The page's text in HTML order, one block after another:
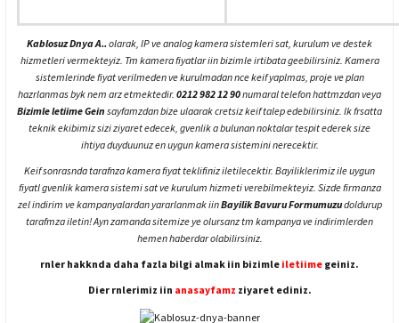
Kablosuz Dnya A..olarak, IP ve analog kamera sistemleri sat, kurulum ve destek
hizmetleri vermekteyiz. Tm kamera fiyatlar iin bizimle irtibata geebilirsiniz. Kamera
sistemlerinde fiyat verilmeden ve kurulmadan nce keif yaplmas, proje ve plan
hazrlanmas byk nem arz etmektedir. 0212 982 12 90numaral telefon hattmzdan veya
Bizimle letiime Gein sayfamzdan bize ulaarak cretsiz keif talep edebilirsiniz. lk frsatta
teknik ekibimiz sizi ziyaret edecek, gvenlik a bulunan noktalar tespit ederek size
ihtiya duyduunuz en uygun kamera sistemini nerecektir.
Keif sonrasnda tarafnza kamera fiyat teklifiniz iletilecektir. Bayiliklerimiz ile uygun
fiyatl gvenlik kamera sistemi sat ve kurulum hizmeti verebilmekteyiz. Sizde firmanza
zel indirim ve kampanyalardan yararlanmak iinBayilik Bavuru Formumuzudoldurup
tarafmza iletin! Ayn zamanda sitemize ye olursanz tm kampanya ve indirimlerden
hemen haberdar olabilirsiniz.
rnler hakknda daha fazla bilgi almak iin bizimle iletiime geiniz.
Dier rnlerimiz iin anasayfamz ziyaret ediniz.